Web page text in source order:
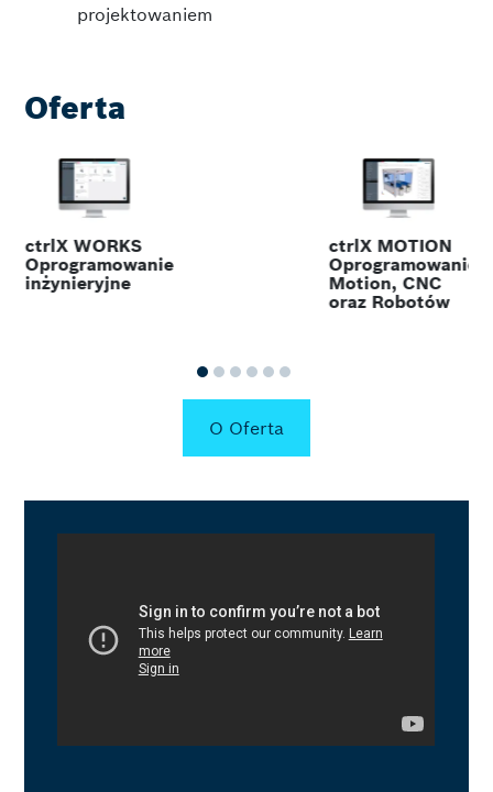
projektowaniem
Oferta
ctrlX WORKS
Oprogramowanie
inżynieryjne
ctrlX MOTION
Oprogramowanie
Motion, CNC
oraz Robotów
O Oferta